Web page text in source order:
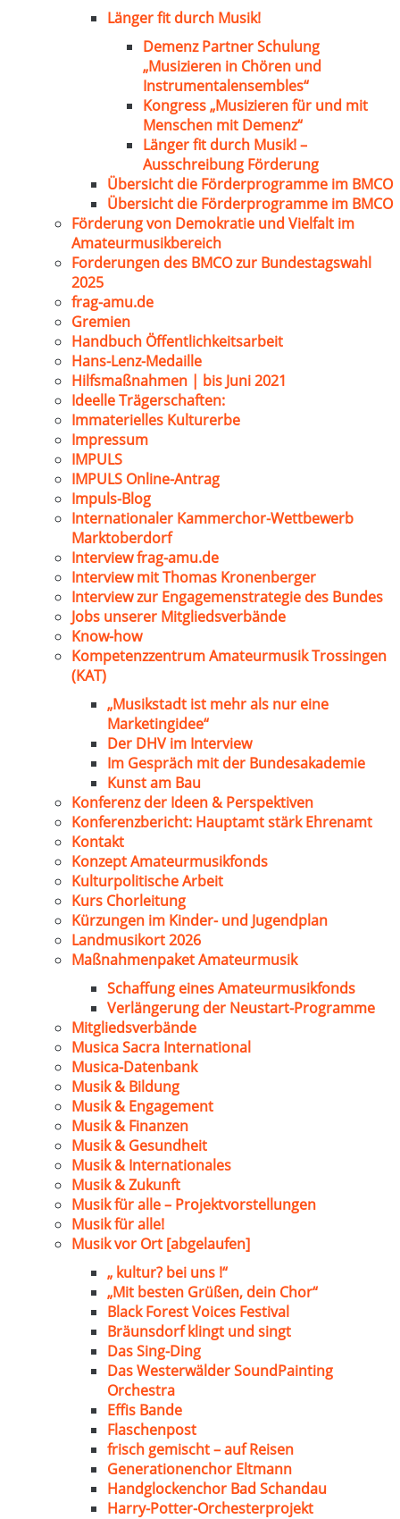
Länger fit durch Musik!
Demenz Partner Schulung
„Musizieren in Chören und
Instrumentalensembles“
Kongress „Musizieren für und mit
Menschen mit Demenz“
Länger fit durch Musik! –
Ausschreibung Förderung
Übersicht die Förderprogramme im BMCO
Übersicht die Förderprogramme im BMCO
Förderung von Demokratie und Vielfalt im
Amateurmusikbereich
Forderungen des BMCO zur Bundestagswahl
2025
frag-amu.de
Gremien
Handbuch Öffentlichkeitsarbeit
Hans-Lenz-Medaille
Hilfsmaßnahmen | bis Juni 2021
Ideelle Trägerschaften:
Immaterielles Kulturerbe
Impressum
IMPULS
IMPULS Online-Antrag
Impuls-Blog
Internationaler Kammerchor-Wettbewerb
Marktoberdorf
Interview frag-amu.de
Interview mit Thomas Kronenberger
Interview zur Engagemenstrategie des Bundes
Jobs unserer Mitgliedsverbände
Know-how
Kompetenzzentrum Amateurmusik Trossingen
(KAT)
„Musikstadt ist mehr als nur eine
Marketingidee“
Der DHV im Interview
Im Gespräch mit der Bundesakademie
Kunst am Bau
Konferenz der Ideen & Perspektiven
Konferenzbericht: Hauptamt stärk Ehrenamt
Kontakt
Konzept Amateurmusikfonds
Kulturpolitische Arbeit
Kurs Chorleitung
Kürzungen im Kinder- und Jugendplan
Landmusikort 2026
Maßnahmenpaket Amateurmusik
Schaffung eines Amateurmusikfonds
Verlängerung der Neustart-Programme
Mitgliedsverbände
Musica Sacra International
Musica-Datenbank
Musik & Bildung
Musik & Engagement
Musik & Finanzen
Musik & Gesundheit
Musik & Internationales
Musik & Zukunft
Musik für alle – Projektvorstellungen
Musik für alle!
Musik vor Ort [abgelaufen]
„ kultur? bei uns !“
„Mit besten Grüßen, dein Chor“
Black Forest Voices Festival
Bräunsdorf klingt und singt
Das Sing-Ding
Das Westerwälder SoundPainting
Orchestra
Effis Bande
Flaschenpost
frisch gemischt – auf Reisen
Generationenchor Eltmann
Handglockenchor Bad Schandau
Harry-Potter-Orchesterprojekt